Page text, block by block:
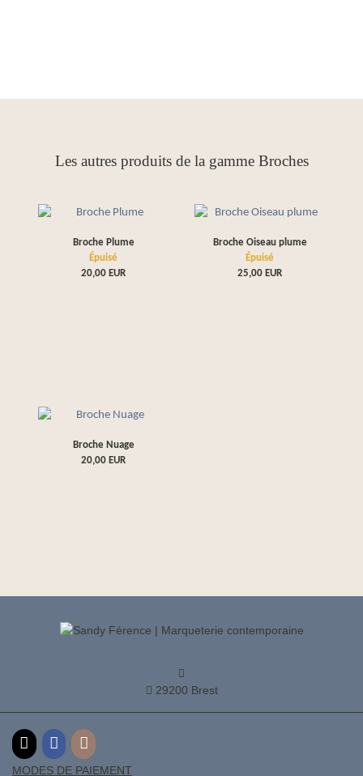
Les autres produits de la gamme Broches
Broche Plume
Épuisé
20,00 EUR
Broche Oiseau plume
Épuisé
25,00 EUR
Broche Nuage
20,00 EUR
29200 Brest
E-mailFacebookInstagram
MODES DE PAIEMENT